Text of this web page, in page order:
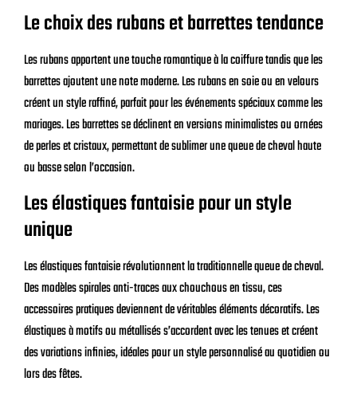
Le choix des rubans et barrettes tendance
Les rubans apportent une touche romantique à la coiffure tandis que les
barrettes ajoutent une note moderne. Les rubans en soie ou en velours
créent un style raffiné, parfait pour les événements spéciaux comme les
mariages. Les barrettes se déclinent en versions minimalistes ou ornées
de perles et cristaux, permettant de sublimer une queue de cheval haute
ou basse selon l’occasion.
Les élastiques fantaisie pour un style
unique
Les élastiques fantaisie révolutionnent la traditionnelle queue de cheval.
Des modèles spirales anti-traces aux chouchous en tissu, ces
accessoires pratiques deviennent de véritables éléments décoratifs. Les
élastiques à motifs ou métallisés s’accordent avec les tenues et créent
des variations infinies, idéales pour un style personnalisé au quotidien ou
lors des fêtes.